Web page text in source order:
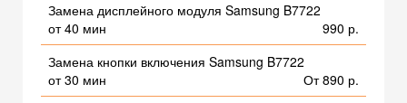
Замена дисплейного модуля Samsung B7722
от 40 мин
990 р.
Замена кнопки включения Samsung B7722
от 30 мин
От 890 р.